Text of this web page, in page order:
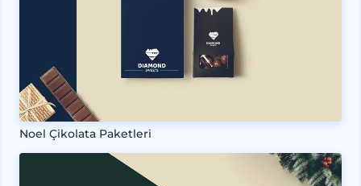
Noel Çikolata Paketleri